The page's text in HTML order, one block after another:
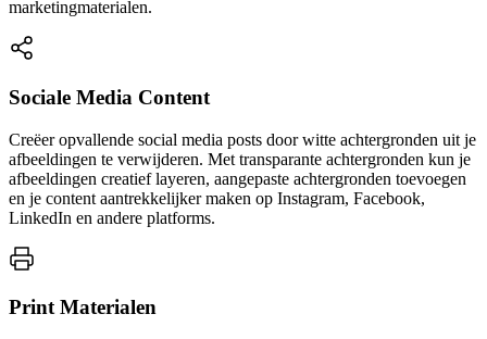
marketingmaterialen.
Sociale Media Content
Creëer opvallende social media posts door witte achtergronden uit je
afbeeldingen te verwijderen. Met transparante achtergronden kun je
afbeeldingen creatief layeren, aangepaste achtergronden toevoegen
en je content aantrekkelijker maken op Instagram, Facebook,
LinkedIn en andere platforms.
Print Materialen